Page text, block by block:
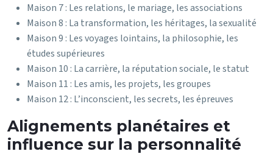
Maison 7 : Les relations, le mariage, les associations
Maison 8 : La transformation, les héritages, la sexualité
Maison 9 : Les voyages lointains, la philosophie, les
études supérieures
Maison 10 : La carrière, la réputation sociale, le statut
Maison 11 : Les amis, les projets, les groupes
Maison 12 : L’inconscient, les secrets, les épreuves
Alignements planétaires et
influence sur la personnalité